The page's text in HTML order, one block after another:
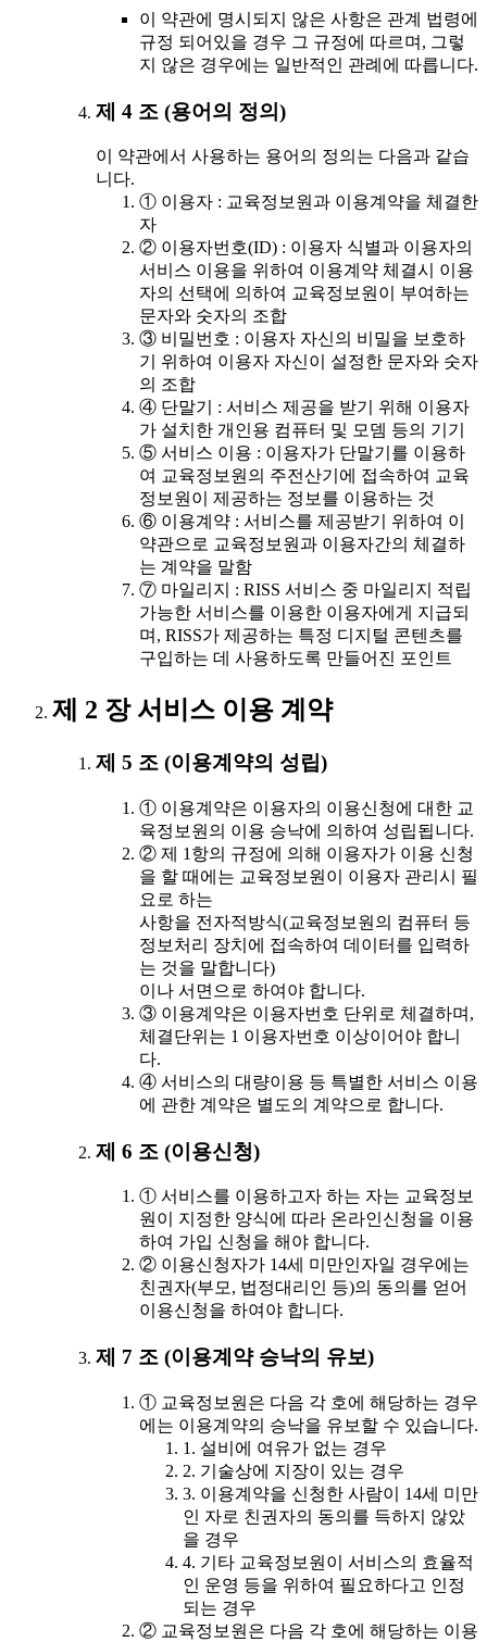
이 약관에 명시되지 않은 사항은 관계 법령에
규정 되어있을 경우 그 규정에 따르며, 그렇
지 않은 경우에는 일반적인 관례에 따릅니다.
제 4 조 (용어의 정의)
이 약관에서 사용하는 용어의 정의는 다음과 같습
니다.
① 이용자 : 교육정보원과 이용계약을 체결한
자
② 이용자번호(ID) : 이용자 식별과 이용자의
서비스 이용을 위하여 이용계약 체결시 이용
자의 선택에 의하여 교육정보원이 부여하는
문자와 숫자의 조합
③ 비밀번호 : 이용자 자신의 비밀을 보호하
기 위하여 이용자 자신이 설정한 문자와 숫자
의 조합
④ 단말기 : 서비스 제공을 받기 위해 이용자
가 설치한 개인용 컴퓨터 및 모뎀 등의 기기
⑤ 서비스 이용 : 이용자가 단말기를 이용하
여 교육정보원의 주전산기에 접속하여 교육
정보원이 제공하는 정보를 이용하는 것
⑥ 이용계약 : 서비스를 제공받기 위하여 이
약관으로 교육정보원과 이용자간의 체결하
는 계약을 말함
⑦ 마일리지 : RISS 서비스 중 마일리지 적립
가능한 서비스를 이용한 이용자에게 지급되
며, RISS가 제공하는 특정 디지털 콘텐츠를
구입하는 데 사용하도록 만들어진 포인트
제 2 장 서비스 이용 계약
제 5 조 (이용계약의 성립)
① 이용계약은 이용자의 이용신청에 대한 교
육정보원의 이용 승낙에 의하여 성립됩니다.
② 제 1항의 규정에 의해 이용자가 이용 신청
을 할 때에는 교육정보원이 이용자 관리시 필
요로 하는
사항을 전자적방식(교육정보원의 컴퓨터 등
정보처리 장치에 접속하여 데이터를 입력하
는 것을 말합니다)
이나 서면으로 하여야 합니다.
③ 이용계약은 이용자번호 단위로 체결하며,
체결단위는 1 이용자번호 이상이어야 합니
다.
④ 서비스의 대량이용 등 특별한 서비스 이용
에 관한 계약은 별도의 계약으로 합니다.
제 6 조 (이용신청)
① 서비스를 이용하고자 하는 자는 교육정보
원이 지정한 양식에 따라 온라인신청을 이용
하여 가입 신청을 해야 합니다.
② 이용신청자가 14세 미만인자일 경우에는
친권자(부모, 법정대리인 등)의 동의를 얻어
이용신청을 하여야 합니다.
제 7 조 (이용계약 승낙의 유보)
① 교육정보원은 다음 각 호에 해당하는 경우
에는 이용계약의 승낙을 유보할 수 있습니다.
1. 설비에 여유가 없는 경우
2. 기술상에 지장이 있는 경우
3. 이용계약을 신청한 사람이 14세 미만
인 자로 친권자의 동의를 득하지 않았
을 경우
4. 기타 교육정보원이 서비스의 효율적
인 운영 등을 위하여 필요하다고 인정
되는 경우
② 교육정보원은 다음 각 호에 해당하는 이용